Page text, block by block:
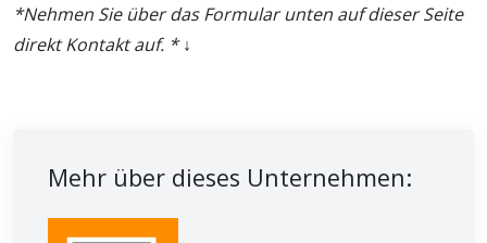
*Nehmen Sie über das Formular unten auf dieser Seite
direkt Kontakt auf. *↓
Mehr über dieses Unternehmen: